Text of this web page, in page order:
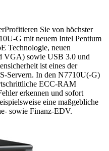
Sie von höchster
G mit neuem Intel Pentium
Technologie, neuen
VGA) sowie USB 3.0 und
ist eines der
Servern. In den N7710U(-G)
ECC-RAM
erkennen und sofort
eine maßgebliche
sowie Finanz-EDV.